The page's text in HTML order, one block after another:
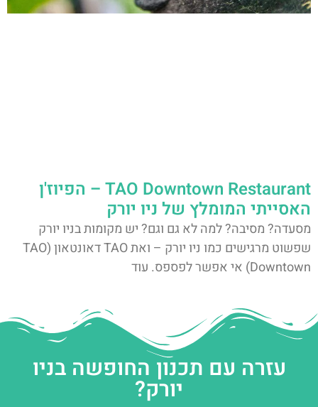
TAO Downtown Restaurant – הפיוז'ן
האסייתי המומלץ של ניו יורק
מסעדה? מסיבה? למה לא גם וגם? יש מקומות בניו יורק
שפשוט מרגישים כמו ניו יורק – ואת TAO דאונטאון (TAO
Downtown) אי אפשר לפספס. עוד
עזרה עם תכנון החופשה בניו
יורק?